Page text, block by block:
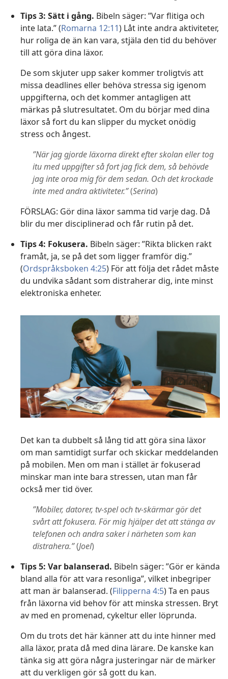
Tips 3: Sätt i gång. Bibeln säger: ”Var flitiga och
inte lata.” (Romarna 12:11) Låt inte andra aktiviteter,
hur roliga de än kan vara, stjäla den tid du behöver
till att göra dina läxor.
De som skjuter upp saker kommer troligtvis att
missa deadlines eller behöva stressa sig igenom
uppgifterna, och det kommer antagligen att
märkas på slutresultatet. Om du börjar med dina
läxor så fort du kan slipper du mycket onödig
stress och ångest.
”När jag gjorde läxorna direkt efter skolan eller tog
itu med uppgifter så fort jag fick dem, så behövde
jag inte oroa mig för dem sedan. Och det krockade
inte med andra aktiviteter.”(Serina)
FÖRSLAG: Gör dina läxor samma tid varje dag. Då
blir du mer disciplinerad och får rutin på det.
Tips 4: Fokusera. Bibeln säger: ”Rikta blicken rakt
framåt, ja, se på det som ligger framför dig.”
(Ordspråksboken 4:25) För att följa det rådet måste
du undvika sådant som distraherar dig, inte minst
elektroniska enheter.
Det kan ta dubbelt så lång tid att göra sina läxor
om man samtidigt surfar och skickar meddelanden
på mobilen. Men om man i stället är fokuserad
minskar man inte bara stressen, utan man får
också mer tid över.
”Mobiler, datorer, tv-spel och tv-skärmar gör det
svårt att fokusera. För mig hjälper det att stänga av
telefonen och andra saker i närheten som kan
distrahera.”(Joel)
Tips 5: Var balanserad. Bibeln säger: ”Gör er kända
bland alla för att vara resonliga”, vilket inbegriper
att man är balanserad. (Filipperna 4:5) Ta en paus
från läxorna vid behov för att minska stressen. Bryt
av med en promenad, cykeltur eller löprunda.
Om du trots det här känner att du inte hinner med
alla läxor, prata då med dina lärare. De kanske kan
tänka sig att göra några justeringar när de märker
att du verkligen gör så gott du kan.